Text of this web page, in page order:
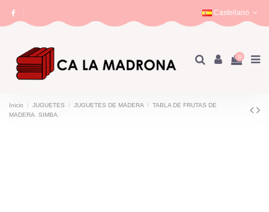
Castellano
0
Inicio JUGUETES JUGUETES DE MADERA
TABLA DE FRUTAS DE
MADERA. SIMBA.